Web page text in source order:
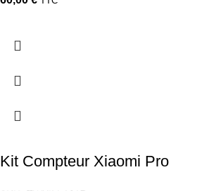
Kit Compteur Xiaomi Pro